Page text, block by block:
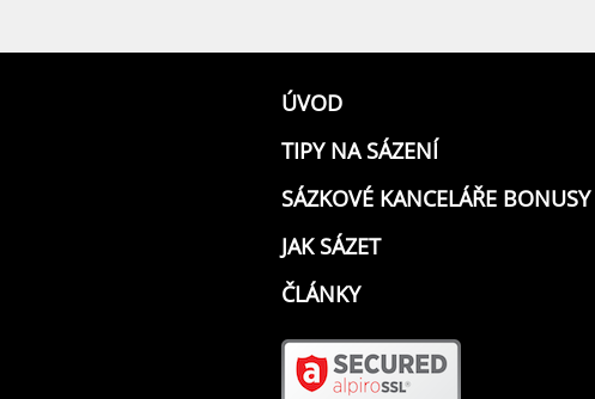
ÚVOD
TIPY NA SÁZENÍ
SÁZKOVÉ KANCELÁŘE BONUSY
JAK SÁZET
ČLÁNKY